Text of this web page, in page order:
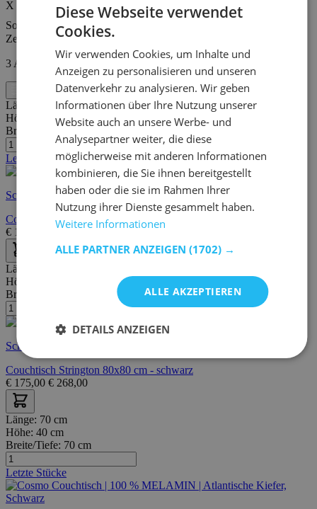
X
Sortieren nach
Zeigen
3 Artikel
Länge:
75 cm
Höhe:
40 cm
Breite/Tiefe:
Letzte Stücke
Schnelle Lieferung
Couchtisch Gleam 75x75 - Eiche/Stahl
€ 195,00 318,00
Länge:
Höhe:
Breite/Tiefe:
Schnelle Lieferung
Couchtisch Strington 80x80 cm - schwarz
€ 175,00 € 268,00
Länge: 70 cm
Höhe: 40 cm
Breite/Tiefe: 70 cm
Letzte Stücke
Diese Webseite verwendet
Cookies.
Wir verwenden Cookies, um Inhalte und
Anzeigen zu personalisieren und unseren
Datenverkehr zu analysieren. Wir geben
Informationen über Ihre Nutzung unserer
Website auch an unsere Werbe- und
Analysepartner weiter, die diese
möglicherweise mit anderen Informationen
kombinieren, die Sie ihnen bereitgestellt
haben oder die sie im Rahmen Ihrer
Nutzung ihrer Dienste gesammelt haben.
Weitere Informationen
ALLE PARTNER ANZEIGEN (1702) →
ALLE AKZEPTIEREN
DETAILS ANZEIGEN